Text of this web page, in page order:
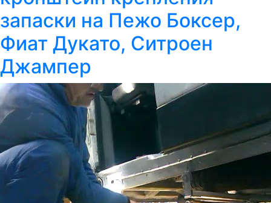
запаски на Пежо Боксер,
Фиат Дукато, Ситроен
Джампер